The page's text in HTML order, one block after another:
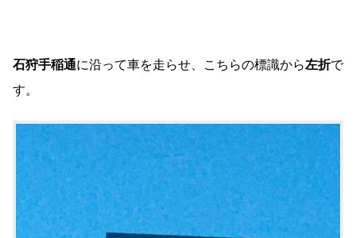
石狩手稲通に沿って車を走らせ、こちらの標識から左折で
す。